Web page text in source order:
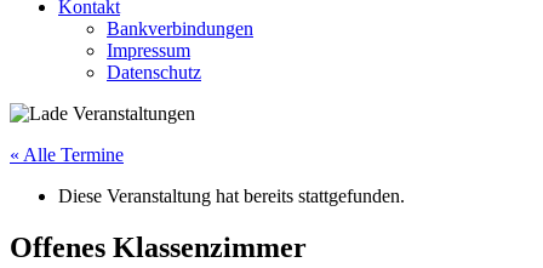
Kontakt
Bankverbindungen
Impressum
Datenschutz
« Alle Termine
Diese Veranstaltung hat bereits stattgefunden.
Offenes Klassenzimmer